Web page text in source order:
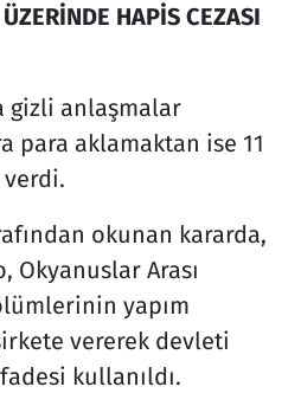
HAPİS CEZASI
gizli anlaşmalar
para aklamaktan ise 11
verdi.
okunan kararda,
Okyanuslar Arası
yapım
vererek devleti
kullanıldı.